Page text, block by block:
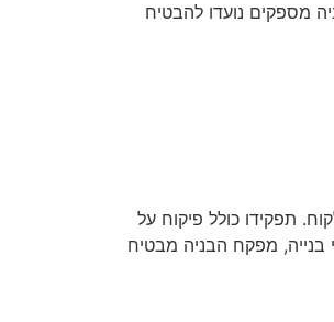
מספקים נועדו להבטיח
תפקידו כולל פיקוח על
בנייה, מפקח הבניה מבטיח